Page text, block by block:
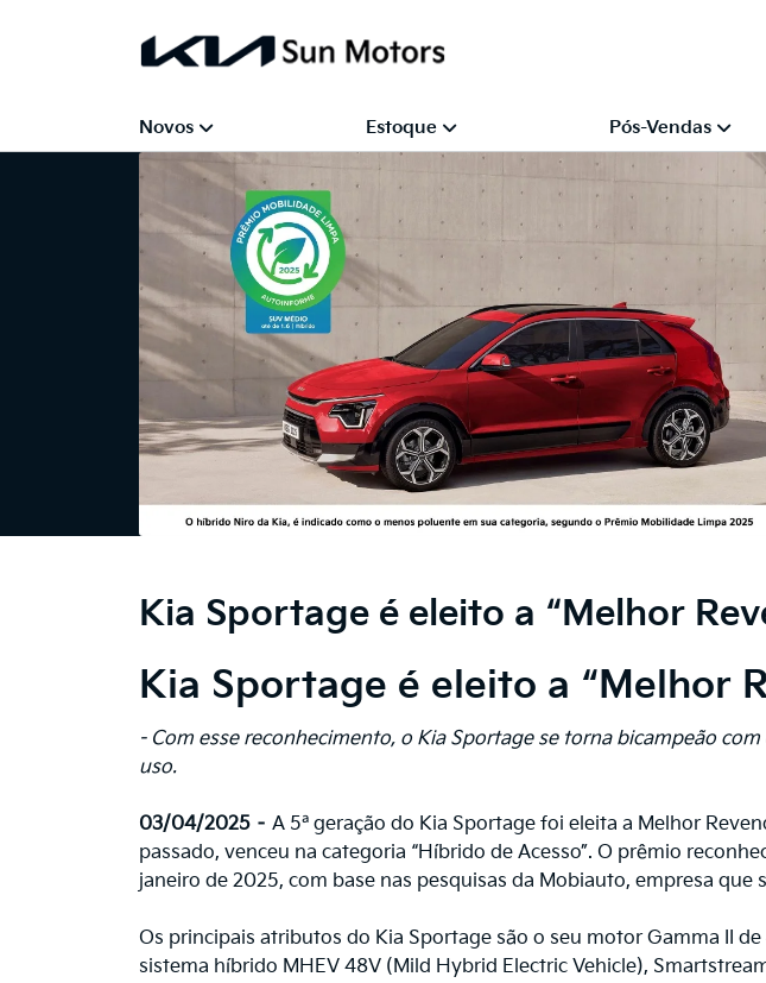
Novos Estoque Pós-Vendas
Kia Sportage é eleito a “Melhor
Kia Sportage é eleito a “Melhor
- Com esse reconhecimento, o Kia Sportage se torna bicampeão
uso.
03/04/2025 – A 5ª geração do Kia Sportage foi eleita a Melhor
passado, venceu na categoria “Híbrido de Acesso”. O prêmio
janeiro de 2025, com base nas pesquisas da Mobiauto, empresa
Os principais atributos do Kia Sportage são o seu motor Gamma II
sistema híbrido MHEV 48V (Mild Hybrid Electric Vehicle),